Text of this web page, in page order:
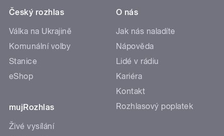
Český rozhlas
Válka na Ukrajině
Komunální volby
Stanice
eShop
mujRozhlas
Živé vysílání
O nás
Jak nás naladíte
Nápověda
Lidé v rádiu
Kariéra
Kontakt
Rozhlasový poplatek